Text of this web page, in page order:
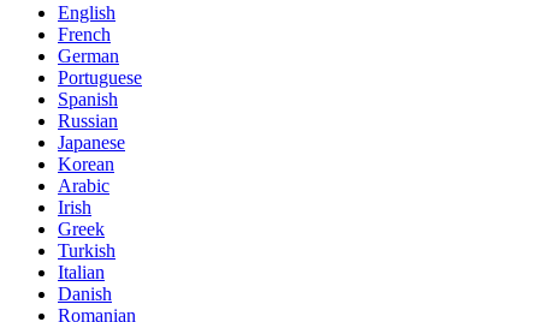
English
French
German
Portuguese
Spanish
Russian
Japanese
Korean
Arabic
Irish
Greek
Turkish
Italian
Danish
Romanian